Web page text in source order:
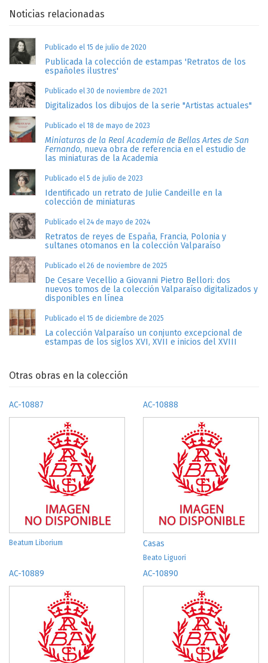
Noticias relacionadas
Publicado el 15 de julio de 2020
Publicada la colección de estampas 'Retratos de los
españoles ilustres'
Publicado el 30 de noviembre de 2021
Digitalizados los dibujos de la serie "Artistas actuales"
Publicado el 18 de mayo de 2023
Miniaturas de la Real Academia de Bellas Artes de San
Fernando, nueva obra de referencia en el estudio de
las miniaturas de la Academia
Publicado el 5 de julio de 2023
Identificado un retrato de Julie Candeille en la
colección de miniaturas
Publicado el 24 de mayo de 2024
Retratos de reyes de España, Francia, Polonia y
sultanes otomanos en la colección Valparaíso
Publicado el 26 de noviembre de 2025
De Cesare Vecellio a Giovanni Pietro Bellori: dos
nuevos tomos de la colección Valparaíso digitalizados y
disponibles en línea
Publicado el 15 de diciembre de 2025
La colección Valparaíso un conjunto excepcional de
estampas de los siglos XVI, XVII e inicios del XVIII
Otras obras en la colección
AC-10887
Beatum Liborium
AC-10888
Casas
Beato Liguori
AC-10889 AC-10890